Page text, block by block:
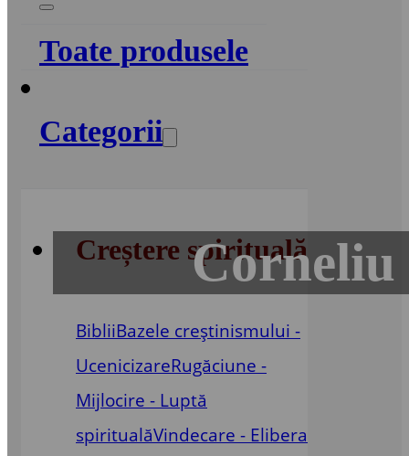
Toate produsele
Categorii
Creștere spirituală
BibliiBazele creștinismului -
UcenicizareRugăciune -
Mijlocire - Luptă
spiritualăVindecare - Eliberare
Corneliu